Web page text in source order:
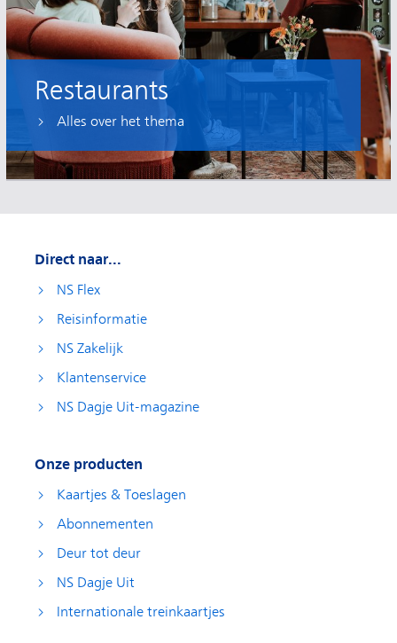
Restaurants
Alles over het thema
Direct naar...
NS Flex
Reisinformatie
NS Zakelijk
Klantenservice
NS Dagje Uit-magazine
Onze producten
Kaartjes & Toeslagen
Abonnementen
Deur tot deur
NS Dagje Uit
Internationale treinkaartjes